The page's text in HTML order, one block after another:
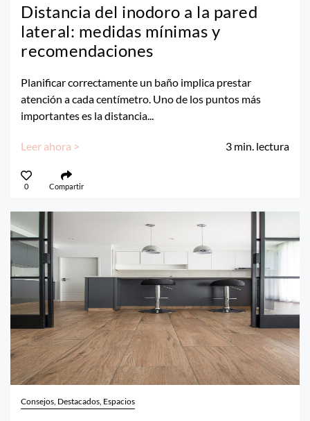
Distancia del inodoro a la pared
lateral: medidas mínimas y
recomendaciones
Planificar correctamente un baño implica prestar
atención a cada centímetro. Uno de los puntos más
importantes es la distancia...
Leer ahora > 3 min. lectura
0 Compartir
Consejos, Destacados, Espacios